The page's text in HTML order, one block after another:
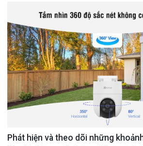
Phát hiện và theo dõi những
Camera Wifi thông minh EZVIZ H6c Pro
560.000 đ
MUA NGAY